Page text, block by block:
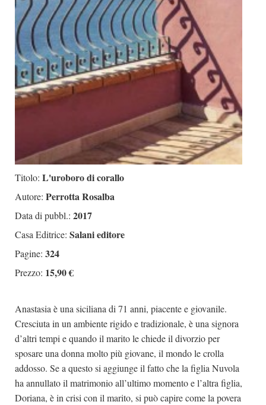
Premio Chiara
Tabù Festival 2014
A Tutto Volume
Salone di Torino
Marketing
Titolo: L'uroboro di corallo
Autore: Perrotta Rosalba
Data di pubbl.: 2017
Casa Editrice: Salani editore
Pagine: 324
Prezzo: 15,90 €
Anastasia è una siciliana di 71 anni, piacente e giovanile.
Cresciuta in un ambiente rigido e tradizionale, è una signora
d’altri tempi e quando il marito le chiede il divorzio per
sposare una donna molto più giovane, il mondo le crolla
addosso. Se a questo si aggiunge il fatto che la figlia Nuvola
ha annullato il matrimonio all’ultimo momento e l’altra figlia,
Doriana, è in crisi con il marito, si può capire come la povera